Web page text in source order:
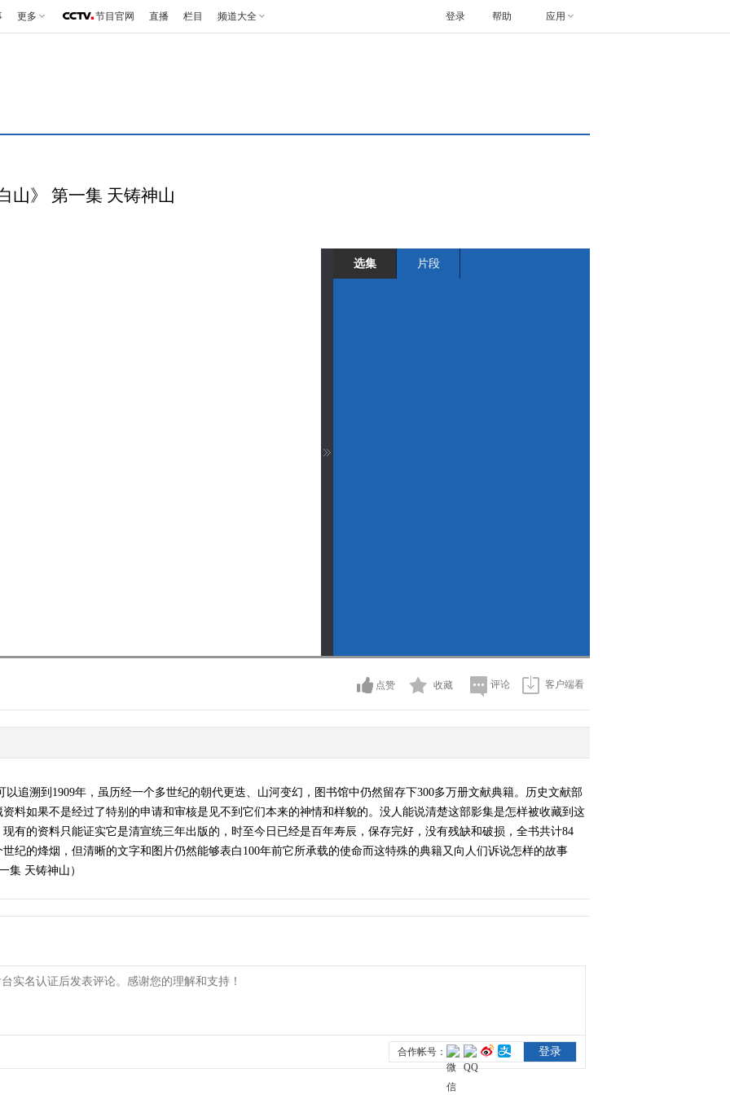
更多 节目官网 直播 栏目 频道大全 帮助 应用
登录
山》 第一集 天铸神山
选集 片段
点赞 收藏 评论 客户端看
追溯到1909年，虽历经一个多世纪的朝代更迭、山河变幻，图书馆中仍然留存下300多万册文献典籍。历史文献部
料如果不是经过了特别的申请和审核是见不到它们本来的神情和样貌的。没人能说清楚这部影集是怎样被收藏到这
有的资料只能证实它是清宣统三年出版的，时至今日已经是百年寿辰，保存完好，没有残缺和破损，全书共计84
纪的烽烟，但清晰的文字和图片仍然能够表白100年前它所承载的使命而这特殊的典籍又向人们诉说怎样的故事
集 天铸神山）